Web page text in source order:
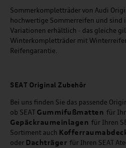
Sommerkompletträder von Audi
hochwertige Sommerreifen und sind
Variationen erhältlich - das gleiche
Winterkompletträder mit
Reifengarantie.
SEAT Original Zubehör
Bei uns finden Sie das passende
ob SEAT Gummifußmatten für
Gepäckraumeinlagen für Ihren
Sortiment auch
oder Dachträger für Ihren SEAT